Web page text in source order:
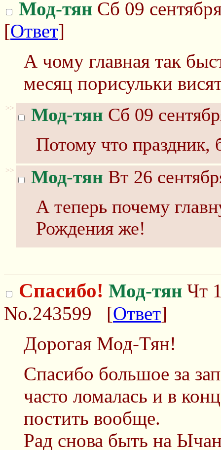
Мод-тян Сб 09
[Ответ]
А чому главная так
месяц порисульки
>> Мод-тян Сб 09
Потому что праздник,
>> Мод-тян Вт 26
А теперь почему
Рождения же!
Спасибо! Мод-тян Чт
No.243599 [Ответ]
Дорогая Мод-Тян!
Спасибо большое за
часто ломалась и в
постить вообще.
Рад снова быть на